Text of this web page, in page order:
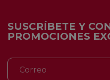
SUSCRÍBETE Y
PROMOCIONES